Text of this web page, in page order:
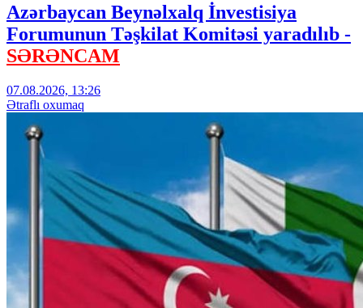
Azərbaycan Beynəlxalq İnvestisiya
Forumunun Təşkilat Komitəsi yaradılıb -
SƏRƏNCAM
07.08.2026, 13:26
Ətraflı oxumaq